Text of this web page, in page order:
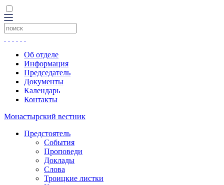
Об отделе
Информация
Председатель
Документы
Календарь
Контакты
Монастырский вестник
Предстоятель
События
Проповеди
Доклады
Слова
Троицкие листки